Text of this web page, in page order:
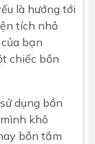
là hướng tới
tích nhỏ
bạn
chiếc bồn
dụng bồn
khô
bồn tắm